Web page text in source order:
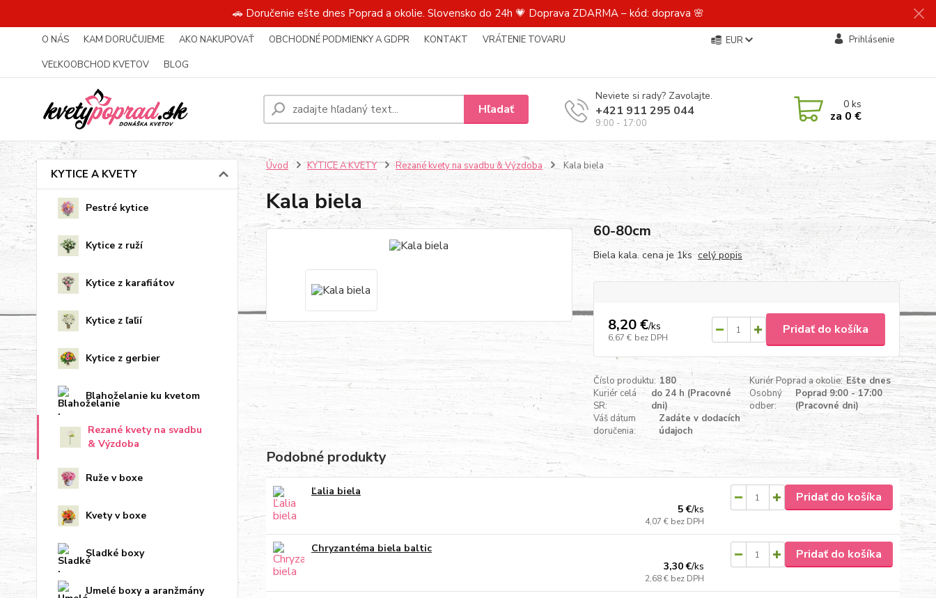
🚗 Doručenie ešte dnes Poprad a okolie. Slovensko do 24h 💗 Doprava ZDARMA – kód: doprava 🌸
O NÁS KAM DORUČUJEME AKO NAKUPOVAŤ OBCHODNÉ PODMIENKY A GDPR KONTAKT
VRÁTENIE TOVARU
VEĽKOOBCHOD KVETOV
BLOG
EUR Prihlásenie
Hľadať
Neviete si rady? Zavolajte.
+421 911 295 044
9:00 - 17:00
0ks
za 0 €
KYTICE A KVETY
Pestré kytice
Kytice z ruží
Kytice z karafiátov
Kytice z ľaľií
Kytice z gerbier
Blahoželanie ku kvetom
Rezané kvety na svadbu
& Výzdoba
Ruže v boxe
Kvety v boxe
Sladké boxy
Umelé boxy a aranžmány
Úvod KYTICE A KVETY Rezané kvety na svadbu & Výzdoba Kala biela
Kala biela
60-80cm
Biela kala. cena je 1ks celý popis
8,20 €/ks
6,67 € bez DPH
Pridať do košíka
Číslo produktu: 180 Kuriér Poprad a okolie: Ešte dnes
Kuriér celá
SR:
do 24 h (Pracovné
dni)
Osobný
odber:
Poprad 9:00 - 17:00
(Pracovné dni)
Váš dátum
doručenia:
Zadáte v dodacích
údajoch
Podobné produkty
Ľalia biela
5 €/ks
4,07 € bez DPH
Pridať do košíka
Chryzantéma biela baltic
3,30 €/ks
2,68 € bez DPH
Pridať do košíka